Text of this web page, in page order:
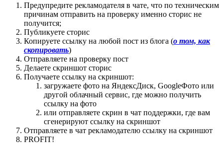
Предупредите рекламодателя в чате, что по техническим
причинам отправить на проверку именно сторис не
получится;
Публикуете сторис
Копируете ссылку на любой пост из блога (о том, как
скопировать)
Отправляете на проверку пост
Делаете скриншот сторис
Получаете ссылку на скриншот:
загружаете фото на ЯндексДиск, GoogleФото или
другой облачный сервис, где можно получить
ссылку на фото
или отправляете скрин в чат поддержки, где вам
сгенерируют ссылку на скриншот
Отправляете в чат рекламодателю ссылку на скриншот
PROFIT!